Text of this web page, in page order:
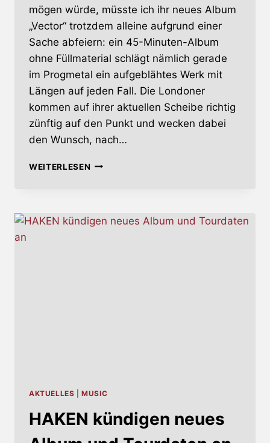
mögen würde, müsste ich ihr neues Album
„Vector“ trotzdem alleine aufgrund einer
Sache abfeiern: ein 45-Minuten-Album
ohne Füllmaterial schlägt nämlich gerade
im Progmetal ein aufgeblähtes Werk mit
Längen auf jeden Fall. Die Londoner
kommen auf ihrer aktuellen Scheibe richtig
zünftig auf den Punkt und wecken dabei
den Wunsch, nach…
WEITERLESENVECTOR
AKTUELLES |MUSIC
HAKEN kündigen neues